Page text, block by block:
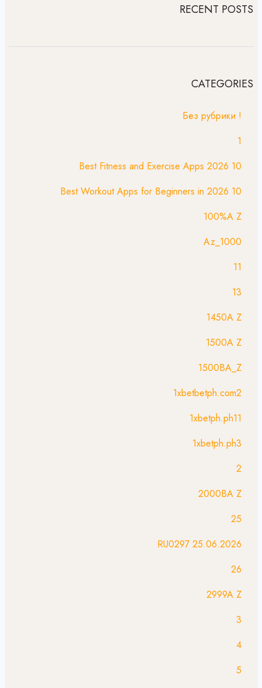
RECENT POSTS
CATEGORIES
! Без рубрики
1
10 Best Fitness and Exercise Apps 2026
10 Best Workout Apps for Beginners in 2026
100%A Z
1000_Az
11
13
1450A Z
1500A Z
1500BA_Z
1xbetbetph.com2
1xbetph.ph11
1xbetph.ph3
2
2000BA Z
25
25.06.2026 RU0297
26
2999A Z
3
4
5